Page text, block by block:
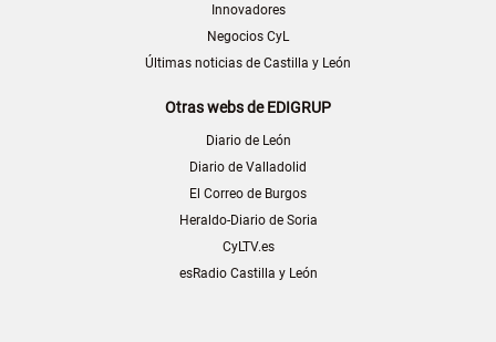
Innovadores
Negocios CyL
Últimas noticias de Castilla y León
Otras webs de EDIGRUP
Diario de León
Diario de Valladolid
El Correo de Burgos
Heraldo-Diario de Soria
CyLTV.es
esRadio Castilla y León